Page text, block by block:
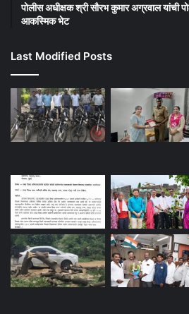
पोलीस अधीक्षक श्री सौरभ कुमार अग्रवाल यांची
आकस्मिक भेट
Last Modified Posts